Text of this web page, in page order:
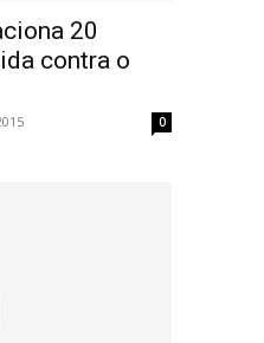
20
contra o
0